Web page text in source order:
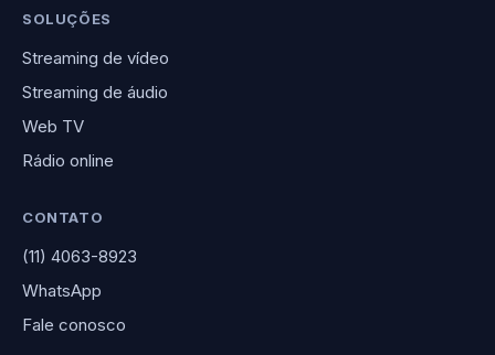
SOLUÇÕES
Streaming de vídeo
Streaming de áudio
Web TV
Rádio online
CONTATO
(11) 4063-8923
WhatsApp
Fale conosco